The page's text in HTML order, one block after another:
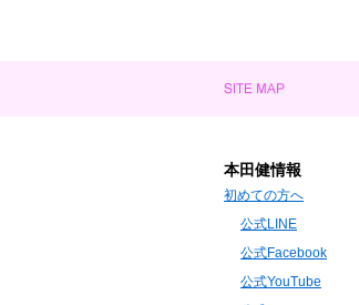
本田健情報
初めての方へ
公式LINE
公式Facebook
公式YouTube